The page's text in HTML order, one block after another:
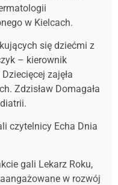
w Kielcach.
się dziećmi z
– kierownik
zajęła
Zdzisław Domagała
czytelnicy Echa Dnia
gali Lekarz Roku,
w rozwój